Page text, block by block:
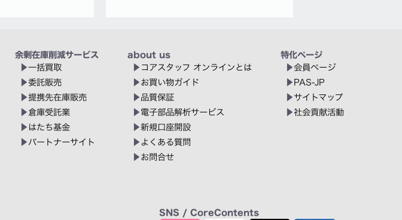
余剰在庫削減サービス
一括買取
委託販売
提携先在庫販売
倉庫受託業
はたち基金
パートナーサイト
about us
コアスタッフ オンラインとは
お買い物ガイド
品質保証
電子部品解析サービス
新規口座開設
よくある質問
お問合せ
特化ページ
会員ページ
PAS-JP
サイトマップ
社会貢献活動
SNS / CoreContents